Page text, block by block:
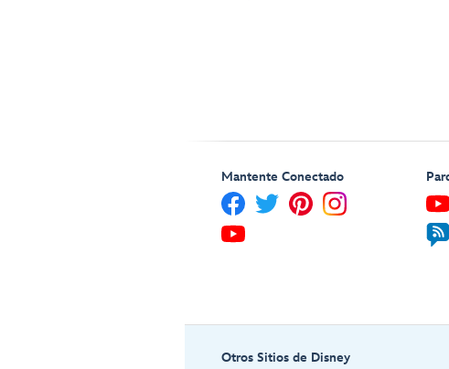
Mantente Conectado
Otros Sitios de Disney